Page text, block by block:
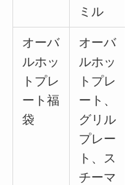
ミル
オーバ
ルホッ
トプレ
ート福
袋
オーバ
ルホッ
トプレ
ート、
グリル
プレー
ト、ス
チーマ